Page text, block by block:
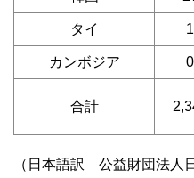
タイ 1
カンボジア 0
合計
（日本語訳 公益財団法人